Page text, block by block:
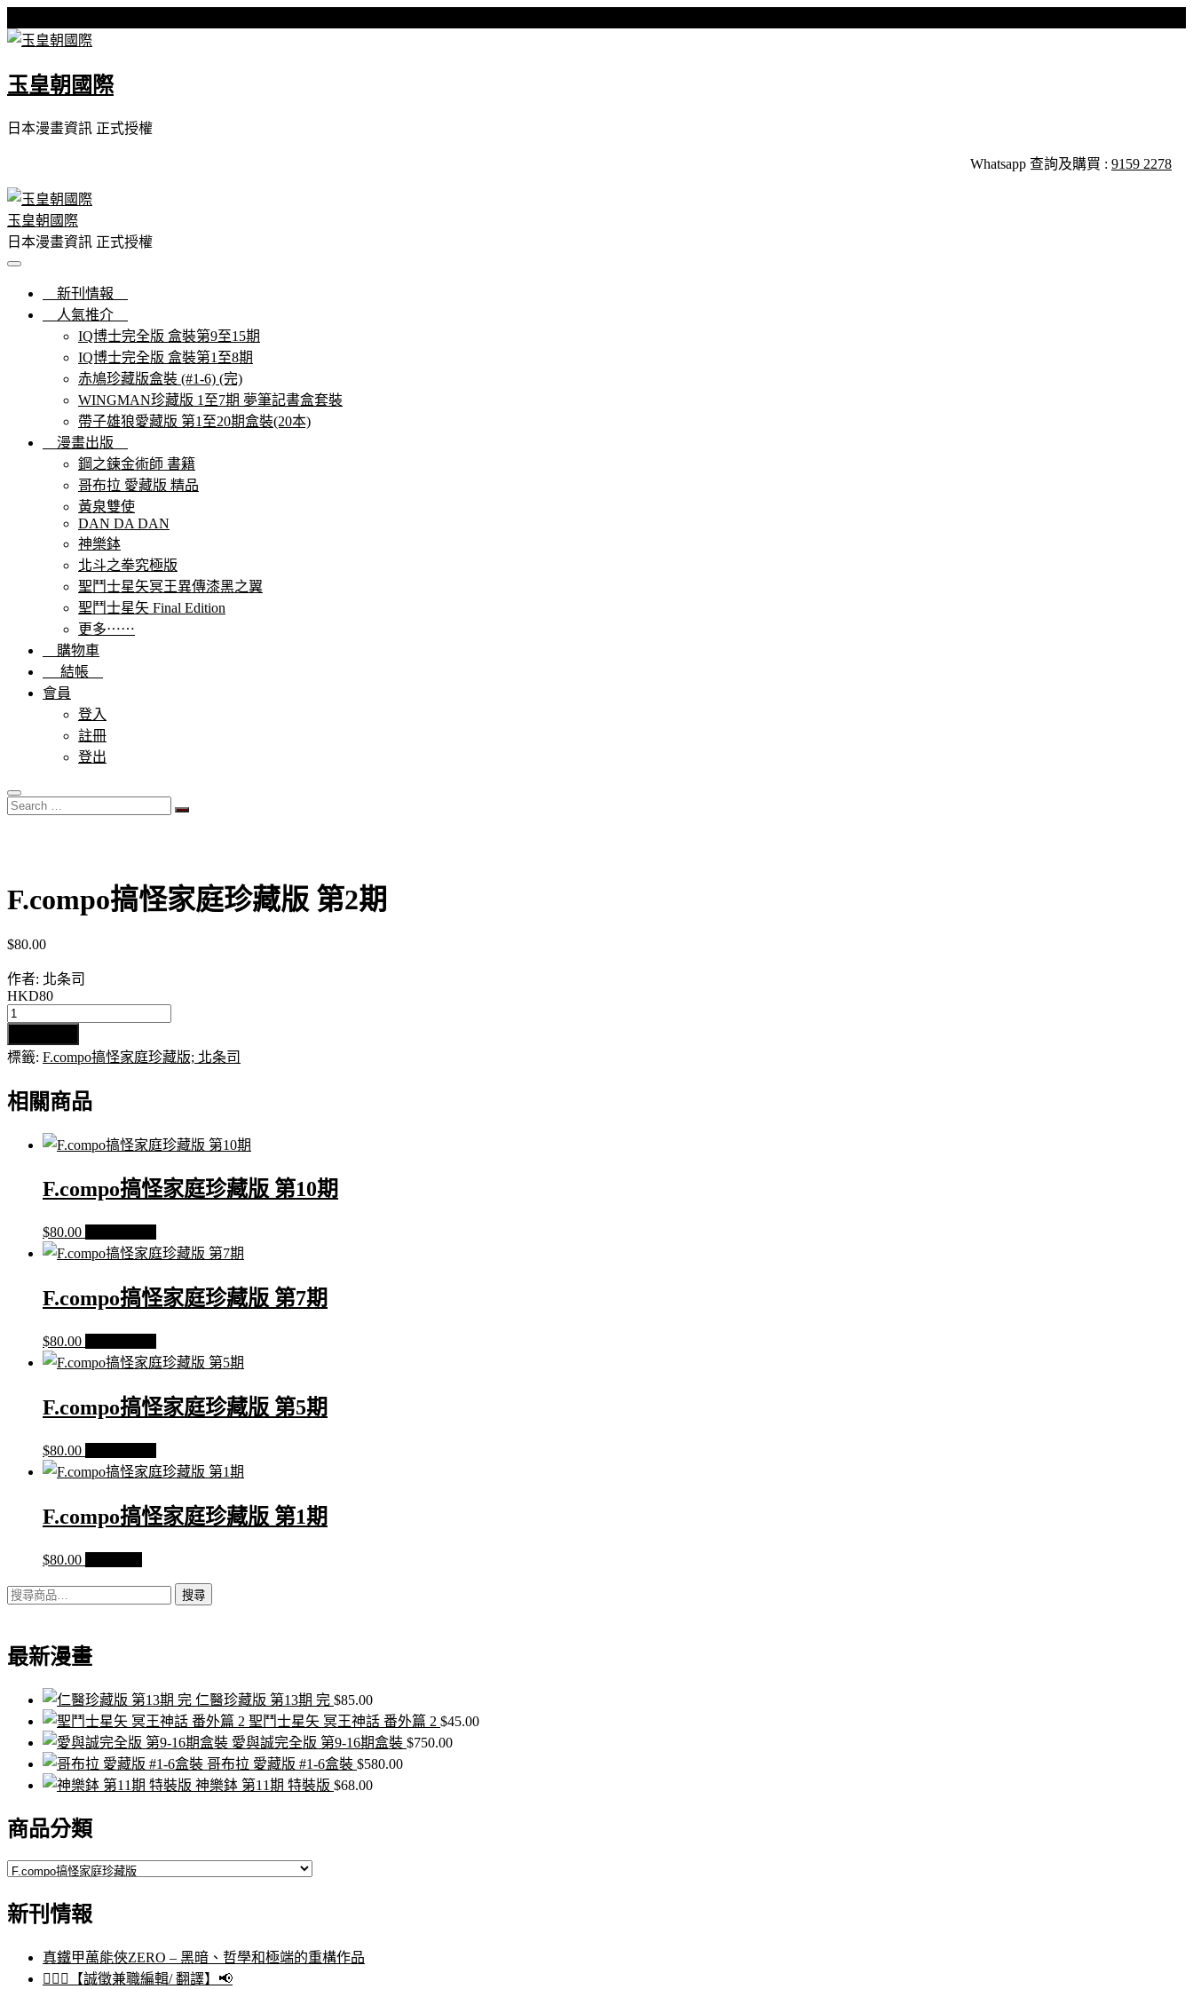
to
content
玉皇朝國際
日本漫畫資訊 正式授權
Whatsapp 查詢及購買 : 9159 2278
玉皇朝國際
日本漫畫資訊 正式授權
新刊情報
人氣推介
IQ博士完全版 盒裝第9至15期
IQ博士完全版 盒裝第1至8期
赤鳩珍藏版盒裝 (#1-6) (完)
WINGMAN珍藏版 1至7期 夢筆記書盒套裝
帶子雄狼愛藏版 第1至20期盒裝(20本)
漫畫出版
鋼之鍊金術師 書籍
哥布拉 愛藏版 精品
黃泉雙使
DAN DA DAN
神樂鉢
北斗之拳究極版
聖鬥士星矢冥王異傳漆黑之翼
聖鬥士星矢 Final Edition
更多⋯⋯
購物車
結帳
會員
登入
註冊
登出
Search
…
F.compo搞怪家庭珍藏版 第2期
$80.00
作者: 北条司
HKD80
F.compo
怪
庭
珍
標籤: F.compo搞怪家庭珍藏版; 北条司
相關商品
F.compo搞怪家庭珍藏版 第10期
$80.00
F.compo搞怪家庭珍藏版 第7期
$80.00
F.compo搞怪家庭珍藏版 第5期
$80.00
F.compo搞怪家庭珍藏版 第1期
$80.00
搜
鍵
搜尋
最新漫畫
仁醫珍藏版 第13期 完 $85.00
聖鬥士星矢 冥王神話 番外篇 2 $45.00
愛與誠完全版 第9-16期盒裝 $750.00
哥布拉 愛藏版 #1-6盒裝 $580.00
神樂鉢 第11期 特裝版 $68.00
商品分類
新刊情報
真鐵甲萬能俠ZERO – 黑暗、哲學和極端的重構作品
🙋🏻‍♀️【誠徵兼職編輯/ 翻譯】📢